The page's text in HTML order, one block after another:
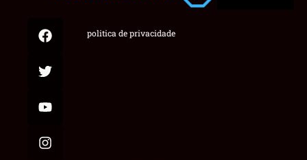
politica de privacidade